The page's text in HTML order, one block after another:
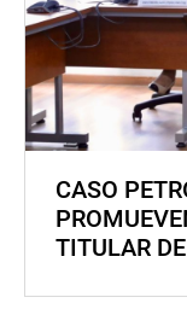
CASO
TITULAR